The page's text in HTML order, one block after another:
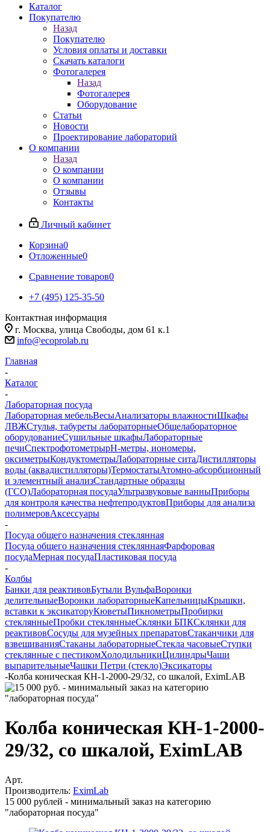
Каталог
Покупателю
Назад
Покупателю
Условия оплаты и доставки
Скачать каталоги
Фотогалерея
Назад
Фотогалерея
Оборудование
Статьи
Новости
Проектирование лабораторий
О компании
Назад
О компании
О компании
Отзывы
Контакты
Личный кабинет
Корзина0
Отложенные0
Сравнение товаров0
+7 (495) 125-35-50
Контактная информация
г. Москва, улица Свободы, дом 61 к.1
info@ecoprolab.ru
Главная
-
Каталог
-
Лабораторная посуда
Лабораторная мебельВесыАнализаторы влажностиШкафы
ЛВЖСтулья, табуреты лабораторныеОбщелабораторное
оборудованиеСушильные шкафыЛабораторные
печиСпектрофотометрыpH-метры, иономеры,
оксиметрыКондуктометрыЛабораторные ситаДистилляторы
воды (аквадистилляторы)ТермостатыАтомно-абсорбционный
и элементный анализСтандартные образцы
(ГСО)Лабораторная посудаУльтразвуковые ванныПриборы
для контроля качества нефтепродуктовПриборы для анализа
полимеровАксессуары
-
Посуда общего назначения стеклянная
Посуда общего назначения стекляннаяФарфоровая
посудаМерная посудаПластиковая посуда
-
Колбы
Банки для реактивовБутыли ВульфаВоронки
делительныеВоронки лабораторныеКапельницыКрышки,
вставки к эксикаторуКюветыПикнометрыПробирки
стеклянныеПробки стеклянныеСклянки БПКСклянки для
реактивовСосуды для музейных препаратовСтаканчики для
взвешиванияСтаканы лабораторныеСтекла часовыеСтупки
стеклянные с пестикомХолодильникиЦилиндрыЧаши
выпарительныеЧашки Петри (стекло)Эксикаторы
-Колба коническая КН-1-2000-29/32, со шкалой, EximLAB
Колба коническая КН-1-2000-
29/32, со шкалой, EximLAB
Арт.
Производитель: EximLab
15 000 рублей - минимальный заказ на категорию
"лабораторная посуда"